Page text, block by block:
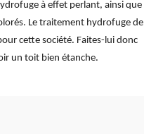
à effet perlant, ainsi que
Le traitement hydrofuge de
cette société. Faites-lui donc
un toit bien étanche.